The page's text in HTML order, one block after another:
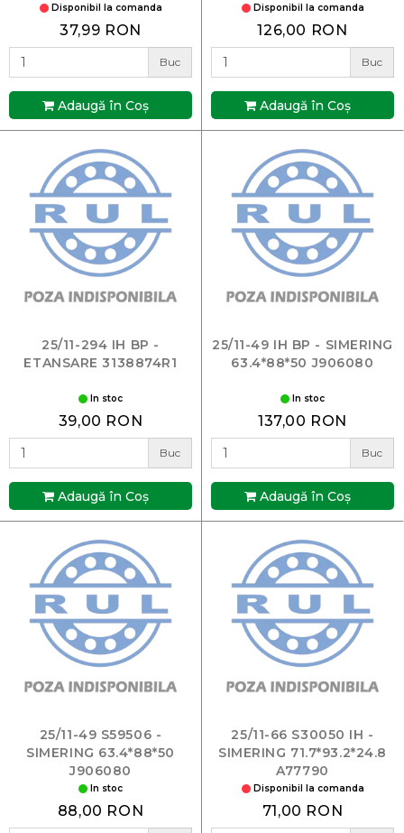
Disponibil la comanda
37,99 RON
Buc
Adaugă în Coş
Disponibil la comanda
126,00 RON
Buc
Adaugă în Coş
25/11-294 IH BP -
ETANSARE 3138874R1
In stoc
39,00 RON
Buc
Adaugă în Coş
25/11-49 IH BP - SIMERING
63.4*88*50 J906080
In stoc
137,00 RON
Buc
Adaugă în Coş
25/11-49 S59506 -
SIMERING 63.4*88*50
J906080
In stoc
88,00 RON
25/11-66 S30050 IH -
SIMERING 71.7*93.2*24.8
A77790
Disponibil la comanda
71,00 RON